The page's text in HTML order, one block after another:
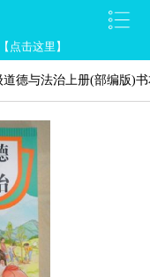
点击这里】
道德与法治上册(部编版)